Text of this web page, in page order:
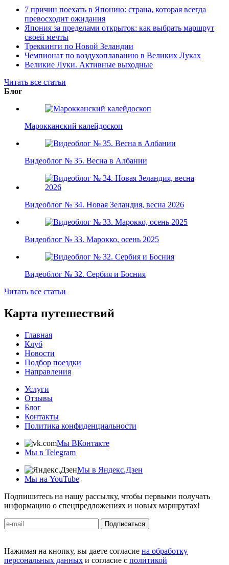
7 причин поехать в Японию: страна, которая всегда
превосходит ожидания
Япония за пределами открыток: как выбрать маршрут
своей мечты
Треккинги по Новой Зеландии
Чемпионат по воздухоплаванию в Великих Луках
Великие Луки. Активные выходные
Читать все статьи
Блог
Марокканский калейдоскоп
Видеоблог № 35. Весна в Албании
Видеоблог № 34. Новая Зеландия, весна 2026
Видеоблог № 33. Марокко, осень 2025
Видеоблог № 32. Сербия и Босния
Читать все статьи
Карта путешествий
Главная
Клуб
Новости
Подбор поездки
Направления
Услуги
Отзывы
Блог
Контакты
Политика конфиденциальности
Мы ВКонтакте
Мы в Telegram
Мы в Яндекс.Дзен
Мы на YouTube
Подпишитесь на нашу рассылку, чтобы первыми получать
информацию о спецпредложениях и новых маршрутах!
Подписаться
Нажимая на кнопку, вы даете согласие на обработку
персональных данных и согласие с политикой